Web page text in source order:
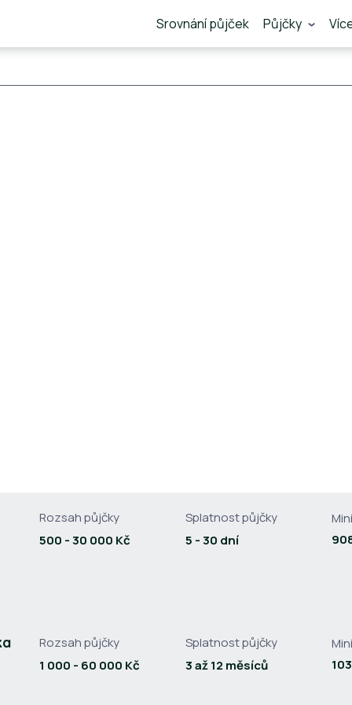
Srovnání půjček Půjčky
Rozsah půjčky
500 - 30 000 Kč
Splatnost půjčky
5 - 30 dní
Rozsah půjčky
1 000 - 60 000 Kč
Splatnost půjčky
3 až 12 měsíců